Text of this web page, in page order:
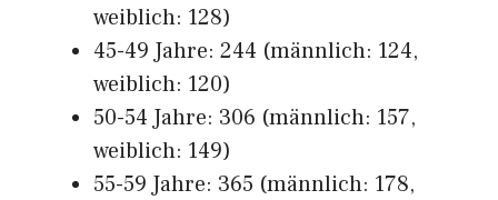
weiblich: 128)
45-49 Jahre: 244 (männlich: 124,
weiblich: 120)
50-54 Jahre: 306 (männlich: 157,
weiblich: 149)
55-59 Jahre: 365 (männlich: 178,